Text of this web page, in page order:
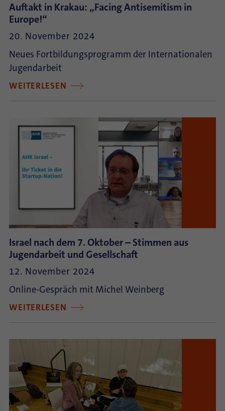
Auftakt in Krakau: „Facing Antisemitism in
Europe!“
20. November 2024
Neues Fortbildungsprogramm der Internationalen
Jugendarbeit
WEITERLESEN
Israel nach dem 7. Oktober – Stimmen aus
Jugendarbeit und Gesellschaft
12. November 2024
Online-Gespräch mit Michel Weinberg
WEITERLESEN